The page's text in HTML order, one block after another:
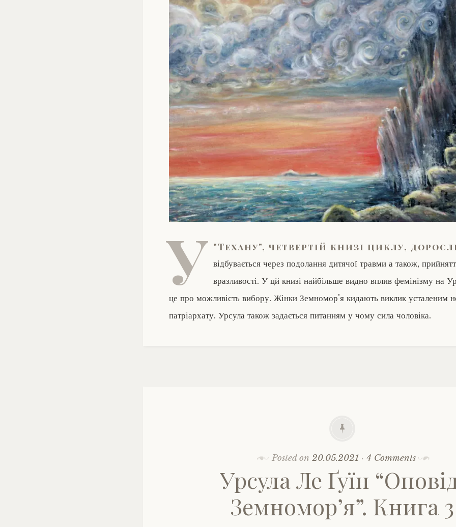
У "Техану", четвертій книзі циклу,
відбувається через подолання дитячої травми а також,
вразливості. У цй книзі найбільше видно вплив фемінізму на
це про можливість вибору. Жінки Земномор'я кидають виклик усталеним
патріархату. Урсула також задається питанням у чому сила чоловіка.
Posted on 20.05.2021 · 4 Comments
Урсула Ле Ґуїн
Земномор’я”. Книга 3